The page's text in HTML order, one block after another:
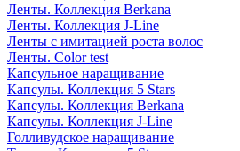
Ленты. Коллекция Berkana
Ленты. Коллекция J-Line
Ленты с имитацией роста волос
Ленты. Color test
Капсульное наращивание
Капсулы. Коллекция 5 Stars
Капсулы. Коллекция Berkana
Капсулы. Коллекция J-Line
Голливудское наращивание